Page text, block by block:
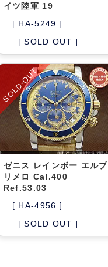
イツ陸軍 19
[ HA-5249 ]
[ SOLD OUT ]
SOLD-OUT
ゼニス レインボー エルプ
リメロ Cal.400
Ref.53.03
[ HA-4956 ]
[ SOLD OUT ]